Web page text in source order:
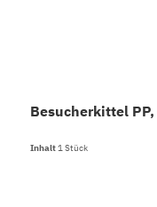
Besucherkittel
Inhalt1 Stück